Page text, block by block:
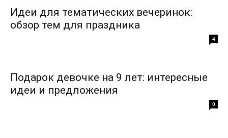
Идеи для тематических вечеринок:
обзор тем для праздника
4
Подарок девочке на 9 лет: интересные
идеи и предложения
0